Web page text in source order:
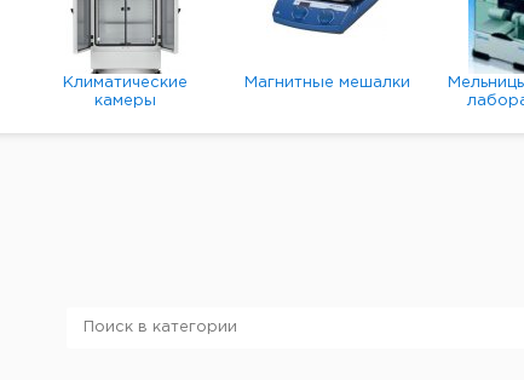
Климатические
камеры
Магнитные мешалки